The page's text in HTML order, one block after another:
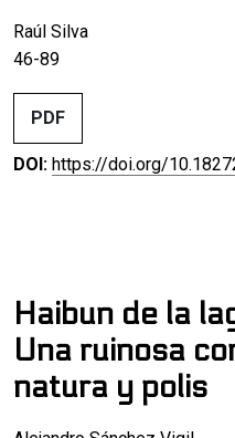
Raúl Silva
46-89
PDF
DOI: https://doi.org/
Haibun de la
Una ruinosa
natura y polis